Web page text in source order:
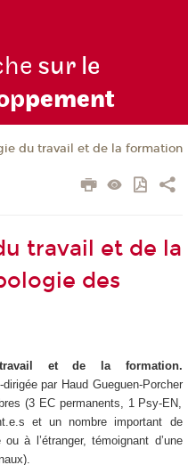
sur le
pement
du travail et de la formation
travail et de la
des
travail et de la formation.
par Haud Gueguen-Porcher
(3 EC permanents, 1 Psy-EN,
et un nombre important de
à l’étranger, témoignant d’une